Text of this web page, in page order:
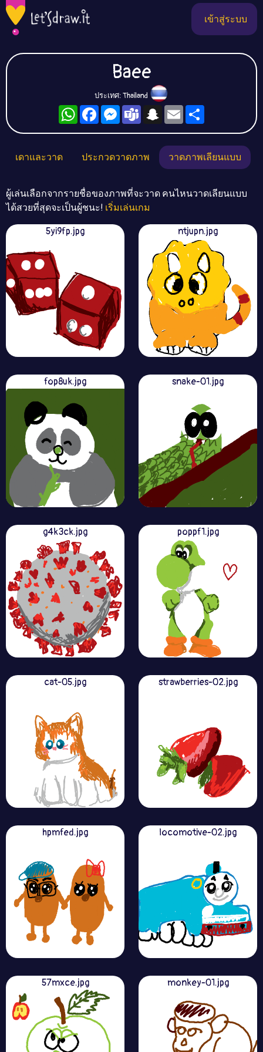
เข้าสู่ระบบ
Baee
ประเทศ: Thailand
WhatsAppFacebookMessengerTeamsSnapchat
Email
เดาและวาด ประกวดวาดภาพ วาดภาพเลียนแบบ
ผู้เล่นเลือกจากรายชื่อของภาพที่จะวาด คนไหนวาดเลียนแบบ
ได้สวยที่สุดจะเป็นผู้ชนะ! เริ่มเล่นเกม
5yi9fp.jpg
ntjupn.jpg
fop8uk.jpg snake-01.jpg
g4k3ck.jpg poppf1.jpg
cat-05.jpg strawberries-02.jpg
hpmfed.jpg locomotive-02.jpg
57mxce.jpg monkey-01.jpg